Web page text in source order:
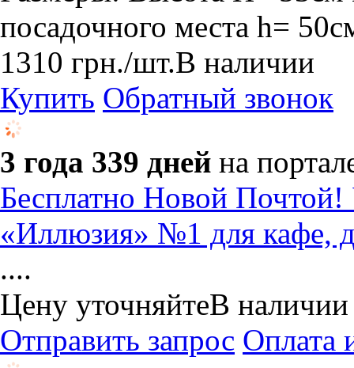
посадочного места h=
1310 грн./шт.В наличии
Купить Обратный звонок
3 года 339 дней на
Бесплатно Новой
«Иллюзия» №1 для кафе,
....
Цену уточняйтеВ наличии
Отправить запрос Оплата